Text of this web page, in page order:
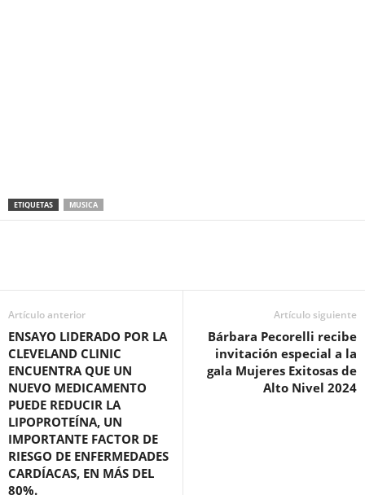
ETIQUETAS MUSICA
Artículo anterior
ENSAYO LIDERADO POR LA
CLEVELAND CLINIC
ENCUENTRA QUE UN
NUEVO MEDICAMENTO
PUEDE REDUCIR LA
LIPOPROTEÍNA, UN
IMPORTANTE FACTOR DE
RIESGO DE ENFERMEDADES
CARDÍACAS, EN MÁS DEL
80%.
Artículo siguiente
Bárbara Pecorelli recibe
invitación especial a la
gala Mujeres Exitosas de
Alto Nivel 2024